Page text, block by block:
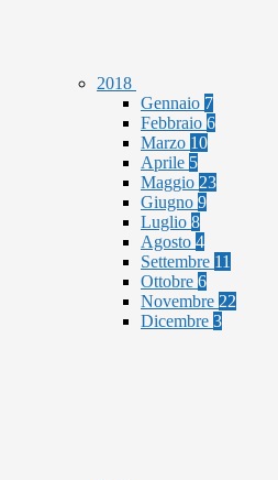
2018
Gennaio 7
Febbraio 6
Marzo 10
Aprile 5
Maggio 23
Giugno 9
Luglio 8
Agosto 4
Settembre 11
Ottobre 6
Novembre 22
Dicembre 3